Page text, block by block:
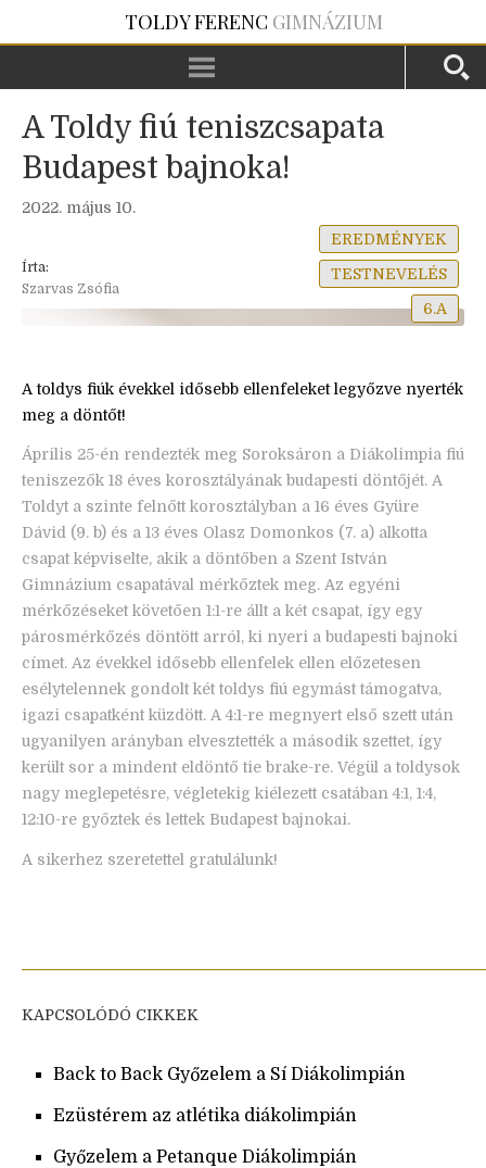
TOLDY FERENC GIMNÁZIUM
A Toldy fiú teniszcsapata
Budapest bajnoka!
2022. május 10.
Írta:
Szarvas Zsófia
EREDMÉNYEK
TESTNEVELÉS
6.A
A toldys fiúk évekkel idősebb ellenfeleket legyőzve nyerték
meg a döntőt!
Április 25-én rendezték meg Soroksáron a Diákolimpia fiú
teniszezők 18 éves korosztályának budapesti döntőjét. A
Toldyt a szinte felnőtt korosztályban a 16 éves Gyüre
Dávid (9. b) és a 13 éves Olasz Domonkos (7. a) alkotta
csapat képviselte, akik a döntőben a Szent István
Gimnázium csapatával mérkőztek meg. Az egyéni
mérkőzéseket követően 1:1-re állt a két csapat, így egy
párosmérkőzés döntött arról, ki nyeri a budapesti bajnoki
címet. Az évekkel idősebb ellenfelek ellen előzetesen
esélytelennek gondolt két toldys fiú egymást támogatva,
igazi csapatként küzdött. A 4:1-re megnyert első szett után
ugyanilyen arányban elvesztették a második szettet, így
került sor a mindent eldöntő tie brake-re. Végül a toldysok
nagy meglepetésre, végletekig kiélezett csatában 4:1, 1:4,
12:10-re győztek és lettek Budapest bajnokai.
A sikerhez szeretettel gratulálunk!
KAPCSOLÓDÓ CIKKEK
Back to Back Győzelem a Sí Diákolimpián
Ezüstérem az atlétika diákolimpián
Győzelem a Petanque Diákolimpián